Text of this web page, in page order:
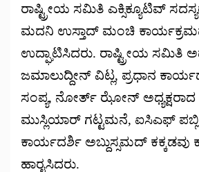
ರಾಷ್ಟ್ರೀಯ ಸಮಿತಿ ಎಕ್ಸಿಕ್ಯೂಟಿವ್
ಮದನಿ ಉಸ್ತಾದ್ ಮಂಚಿ
ಉದ್ಘಾಟಿಸಿದರು. ರಾಷ್ಟ್ರೀಯ ಸಮಿತಿ
ಜಮಾಲುದ್ದೀನ್ ವಿಟ್ಲ, ಪ್ರಧಾನ
ಸಂಪ್ಯ, ನೋರ್ತ್ ಝೋನ್
ಮುಸ್ಲಿಯಾರ್ ಗಟ್ಟಮನೆ, ಐಸಿಎಫ್
ಕಾರ್ಯದರ್ಶಿ ಅಬ್ದುಸ್ಸಮದ್ ಕಕ್ಕಡವು
ಹಾರೖಸಿದರು.